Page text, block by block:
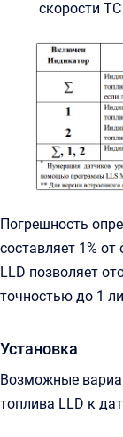
скорости
Погрешность
составляет 1%
LLD позволяет
точностью до 1
Установка
Возможные
топлива LLD к